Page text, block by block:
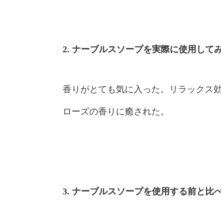
2. ナーブルスソープを実際に使用して
香りがとても気に入った。リラックス
ローズの香りに癒された。
3. ナーブルスソープを使用する前と比